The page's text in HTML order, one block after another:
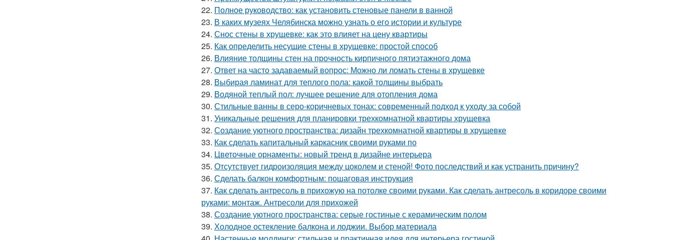
22. Полное руководство: как установить стеновые панели в ванной
23. В каких музеях Челябинска можно узнать о его истории и культуре
24. Снос стены в хрущевке: как это влияет на цену квартиры
25. Как определить несущие стены в хрущевке: простой способ
26. Влияние толщины стен на прочность кирпичного пятиэтажного дома
27. Ответ на часто задаваемый вопрос: Можно ли ломать стены в хрущевке
28. Выбирая ламинат для теплого пола: какой толщины выбрать
29. Водяной теплый пол: лучшее решение для отопления дома
30. Стильные ванны в серо-коричневых тонах: современный подход к уходу за собой
31. Уникальные решения для планировки трехкомнатной квартиры хрущевка
32. Создание уютного пространства: дизайн трехкомнатной квартиры в хрущевке
33. Как сделать капитальный каркасник своими руками по
34. Цветочные орнаменты: новый тренд в дизайне интерьера
35. Отсутствует гидроизоляция между цоколем и стеной! Фото последствий и как устранить причину?
36. Сделать балкон комфортным: пошаговая инструкция
37. Как сделать антресоль в прихожую на потолке своими руками. Как сделать антресоль в коридоре своими
руками: монтаж. Антресоли для прихожей
38. Создание уютного пространства: серые гостиные с керамическим полом
39. Холодное остекление балкона и лоджии. Выбор материала